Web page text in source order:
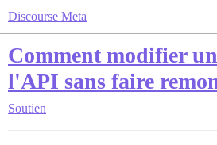
Discourse Meta
Comment modifier
l'API sans faire
Soutien